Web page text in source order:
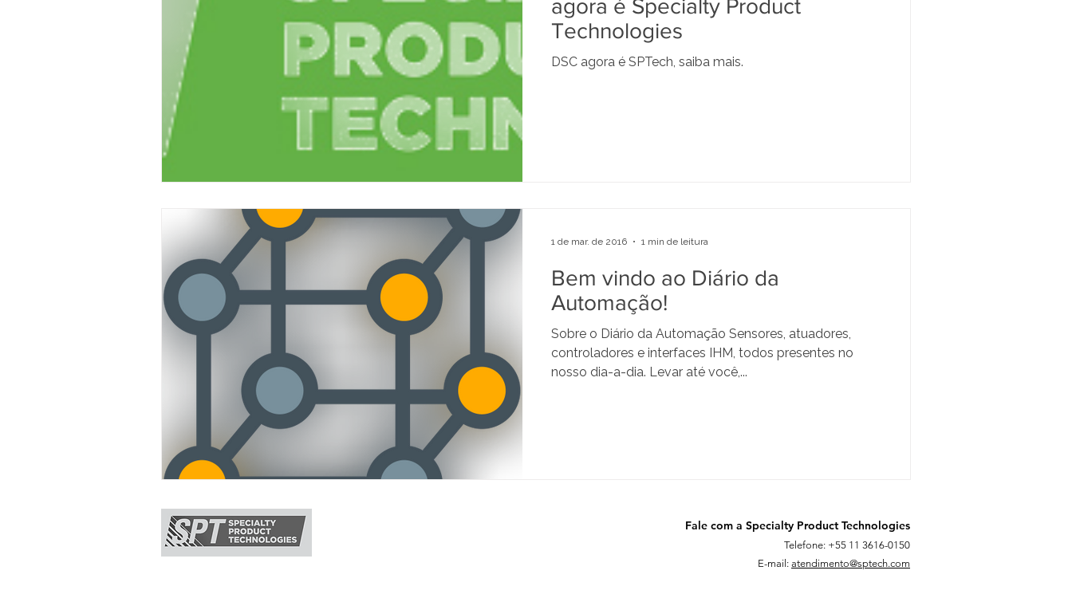
agora é Specialty Product
Technologies
DSC agora é SPTech, saiba mais.
Bem vindo ao Diário da
Automação!
Sobre o Diário da Automação Sensores, atuadores,
controladores e interfaces IHM, todos presentes no
nosso dia-a-dia. Levar até você,...
1 de mar. de 2016 1 min de leitura
Fale com a Specialty Product Technologies
Telefone: +55 11 3616-0150
E-mail: atendimento@sptech.com